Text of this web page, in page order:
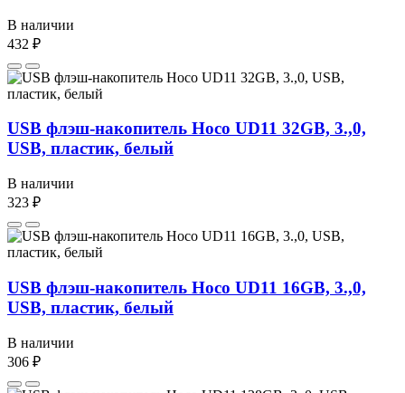
В наличии
432 ₽
USB флэш-накопитель Hoco UD11 32GB, 3.,0,
USB, пластик, белый
В наличии
323 ₽
USB флэш-накопитель Hoco UD11 16GB, 3.,0,
USB, пластик, белый
В наличии
306 ₽